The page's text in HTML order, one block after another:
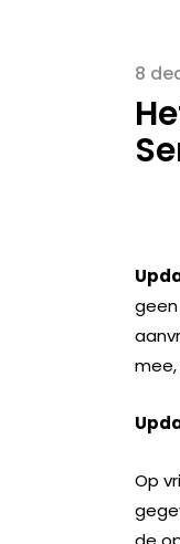
8
Op